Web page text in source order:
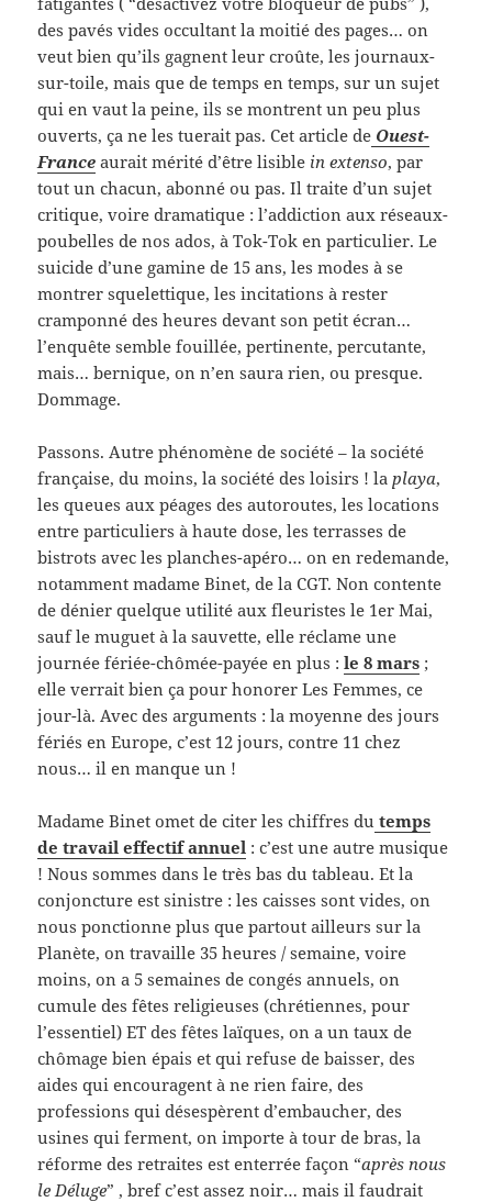
des pavés vides occultant la moitié des pages… on
veut bien qu’ils gagnent leur croûte, les journaux-
sur-toile, mais que de temps en temps, sur un sujet
qui en vaut la peine, ils se montrent un peu plus
ouverts, ça ne les tuerait pas. Cet article de Ouest-
France aurait mérité d’être lisible in extenso, par
tout un chacun, abonné ou pas. Il traite d’un sujet
critique, voire dramatique : l’addiction aux réseaux-
poubelles de nos ados, à Tok-Tok en particulier. Le
suicide d’une gamine de 15 ans, les modes à se
montrer squelettique, les incitations à rester
cramponné des heures devant son petit écran…
l’enquête semble fouillée, pertinente, percutante,
mais… bernique, on n’en saura rien, ou presque.
Dommage.
Passons. Autre phénomène de société – la société
française, du moins, la société des loisirs ! la playa,
les queues aux péages des autoroutes, les locations
entre particuliers à haute dose, les terrasses de
bistrots avec les planches-apéro… on en redemande,
notamment madame Binet, de la CGT. Non contente
de dénier quelque utilité aux fleuristes le 1er Mai,
sauf le muguet à la sauvette, elle réclame une
journée fériée-chômée-payée en plus :le 8 mars ;
elle verrait bien ça pour honorer Les Femmes, ce
jour-là. Avec des arguments : la moyenne des jours
fériés en Europe, c’est 12 jours, contre 11 chez
nous… il en manque un !
Madame Binet omet de citer les chiffres du temps
de travail effectif annuel : c’est une autre musique
! Nous sommes dans le très bas du tableau. Et la
conjoncture est sinistre : les caisses sont vides, on
nous ponctionne plus que partout ailleurs sur la
Planète, on travaille 35 heures / semaine, voire
moins, on a 5 semaines de congés annuels, on
cumule des fêtes religieuses (chrétiennes, pour
l’essentiel) ET des fêtes laïques, on a un taux de
chômage bien épais et qui refuse de baisser, des
aides qui encouragent à ne rien faire, des
professions qui désespèrent d’embaucher, des
usines qui ferment, on importe à tour de bras, la
réforme des retraites est enterrée façon “après nous
le Déluge” , bref c’est assez noir… mais il faudrait